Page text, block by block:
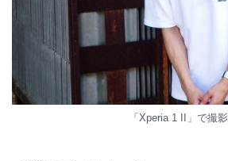
「Xperia 1 II」で撮影